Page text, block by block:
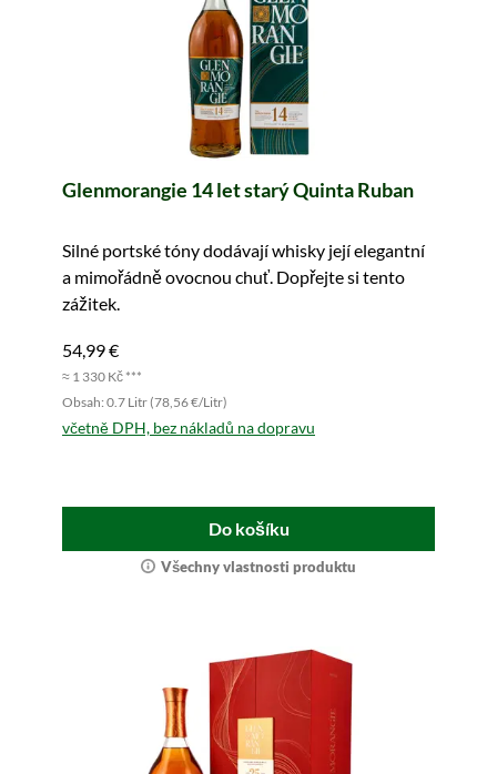
Glenmorangie 14 let starý Quinta Ruban
Silné portské tóny dodávají whisky její elegantní
a mimořádně ovocnou chuť. Dopřejte si tento
zážitek.
54,99 €
≈ 1 330 Kč ***
Obsah: 0.7 Litr (78,56 €/Litr)
včetně DPH, bez nákladů na dopravu
Do košíku
Všechny vlastnosti produktu